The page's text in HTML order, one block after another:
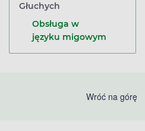
Głuchych
Obsługa w
języku migowym
Wróć na górę